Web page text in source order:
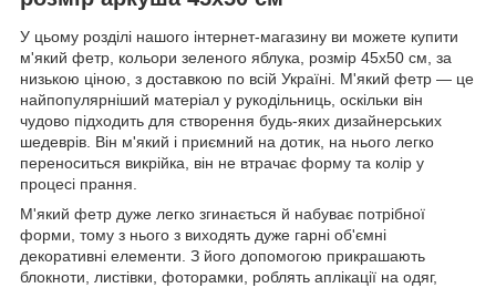
У цьому розділі нашого інтернет-магазину ви можете купити
м'який фетр, кольори зеленого яблука, розмір 45х50 см, за
низькою ціною, з доставкою по всій Україні. М'який фетр — це
найпопулярніший матеріал у рукодільниць, оскільки він
чудово підходить для створення будь-яких дизайнерських
шедеврів. Він м'який і приємний на дотик, на нього легко
переноситься викрійка, він не втрачає форму та колір у
процесі прання.
М'який фетр дуже легко згинається й набуває потрібної
форми, тому з нього з виходять дуже гарні об'ємні
декоративні елементи. З його допомогою прикрашають
блокноти, листівки, фоторамки, роблять аплікації на одяг,